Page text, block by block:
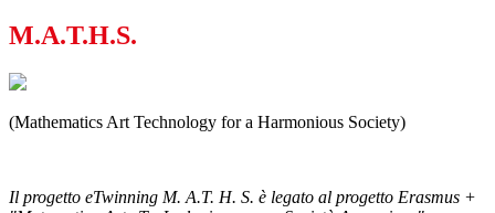
M.A.T.H.S.
(Mathematics Art Technology for a Harmonious Society)
Il progetto eTwinning M. A.T. H. S. è legato al progetto Erasmus +